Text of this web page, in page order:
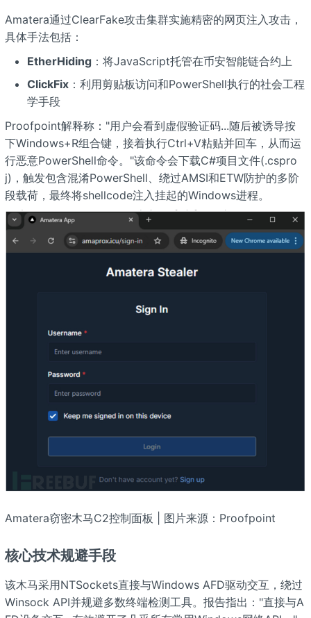
Amatera通过ClearFake攻击集群实施精密的网页注入攻击，
具体手法包括：
EtherHiding：将JavaScript托管在币安智能链合约上
ClickFix：利用剪贴板访问和PowerShell执行的社会工程
学手段
Proofpoint解释称："用户会看到虚假验证码...随后被诱导按
下Windows+R组合键，接着执行Ctrl+V粘贴并回车，从而运
行恶意PowerShell命令。"该命令会下载C#项目文件(.cspro
j)，触发包含混淆PowerShell、绕过AMSI和ETW防护的多阶
段载荷，最终将shellcode注入挂起的Windows进程。
Amatera窃密木马C2控制面板 | 图片来源：Proofpoint
核心技术规避手段
该木马采用NTSockets直接与Windows AFD驱动交互，绕过
Winsock API并规避多数终端检测工具。报告指出："直接与A